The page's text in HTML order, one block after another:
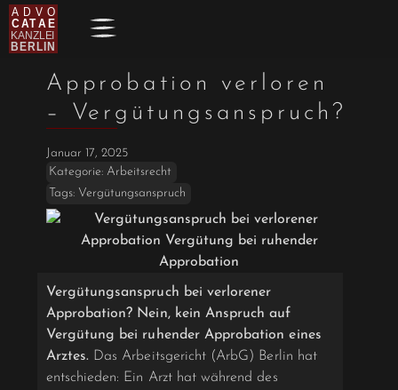
Approbation verloren
– Vergütungsanspruch?
Januar 17, 2025
Kategorie: Arbeitsrecht
Tags: Vergütungsanspruch
Vergütungsanspruch bei verlorener
Approbation? Nein, kein Anspruch auf
Vergütung bei ruhender Approbation eines
Arztes. Das Arbeitsgericht (ArbG) Berlin hat
entschieden: Ein Arzt hat während des